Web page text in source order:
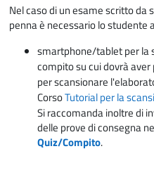
Nel caso di un esame scritto da
penna è necessario lo studente
smartphone/tablet per la
compito su cui dovrà
per scansionare
CorsoTutorial per la
Si raccomanda inoltre di
delle prove di consegna
Quiz/Compito.